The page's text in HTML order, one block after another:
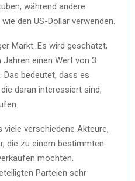
während andere
den US-Dollar verwenden.
Markt. Es wird geschätzt,
einen Wert von 3
Das bedeutet, dass es
daran interessiert sind,
verschiedene Akteure,
die zu einem bestimmten
möchten.
Parteien sehr